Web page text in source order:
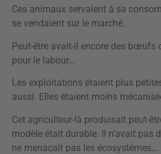
Ces animaux servaient à sa
se vendaient sur le marché.
Peut-être avait-il encore des bœufs
pour le labour…
Les exploitations étaient plus
aussi. Elles étaient moins
Cet agriculteur-là produisait peut-
modèle était durable. Il n’avait pas
ne menaçait pas les écosystèmes…